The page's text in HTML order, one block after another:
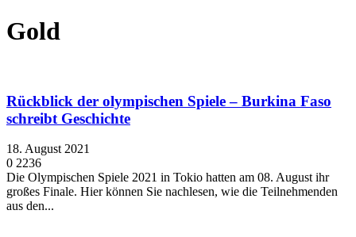
Gold
Rückblick der olympischen Spiele – Burkina Faso
schreibt Geschichte
18. August 2021
0 2236
Die Olympischen Spiele 2021 in Tokio hatten am 08. August ihr
großes Finale. Hier können Sie nachlesen, wie die Teilnehmenden
aus den...